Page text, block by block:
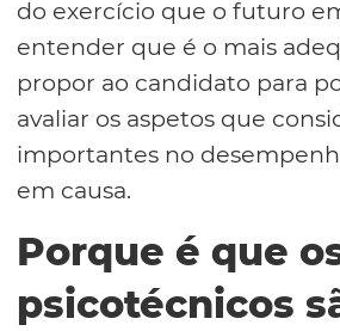
do exercício que o futuro
entender que é o mais
propor ao candidato para
avaliar os aspetos que
importantes no
em causa.
Porque é que
psicotécnicos